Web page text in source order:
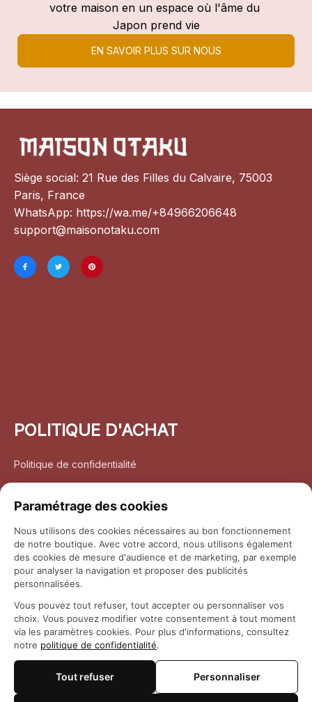
votre maison en un espace où l'âme du
Japon prend vie
EN SAVOIR PLUS SUR NOUS
Siège social: 21 Rue des Filles du Calvaire, 75003
Paris, France
WhatsApp: https://wa.me/+84966206648
support@maisonotaku.com
POLITIQUE D'ACHAT
Politique de confidentialité
Politique de retour et remboursement
Coordonnées
Questions fréquemment posées
© 2026 Maison Otaku
Paramétrage des cookies
Nous utilisons des cookies nécessaires au bon fonctionnement
de notre boutique. Avec votre accord, nous utilisons également
des cookies de mesure d'audience et de marketing, par exemple
pour analyser la navigation et proposer des publicités
personnalisées.
Vous pouvez tout refuser, tout accepter ou personnaliser vos
choix. Vous pouvez modifier votre consentement à tout moment
via les paramètres cookies. Pour plus d'informations, consultez
notre politique de confidentialité.
Tout refuser Personnaliser